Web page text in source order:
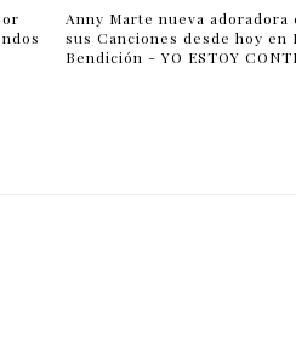
Anny Marte nueva adoradora
sus Canciones desde hoy en
Bendición - YO ESTOY